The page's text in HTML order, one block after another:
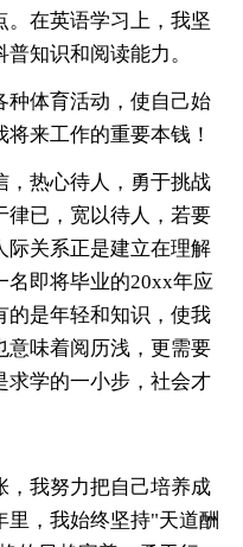
。在英语学习上，我坚
知识和阅读能力。
种体育活动，使自己始
来工作的重要本钱！
，热心待人，勇于挑战
律已，宽以待人，若要
际关系正是建立在理解
名即将毕业的20xx年应
的是年轻和知识，使我
意味着阅历浅，更需要
求学的一小步，社会才
，我努力把自己培养成
里，我始终坚持"天道酬